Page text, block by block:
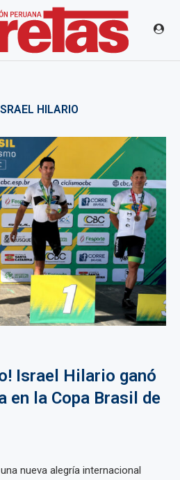
HILARIO
Israel Hilario ganó
en la Copa Brasil de
nueva alegría internacional